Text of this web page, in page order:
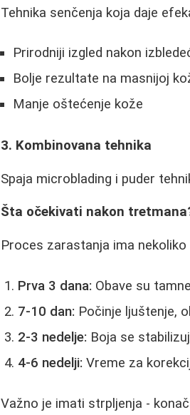
Tehnika senčenja koja daje
Prirodniji izgled nakon
Bolje rezultate na masnijoj
Manje oštećenje kože
3. Kombinovana tehnika
Spaja microblading i puder
Šta očekivati nakon
Proces zarastanja ima
Prva 3 dana: Obave su
7-10 dan: Počinje ljuštenje,
2-3 nedelje: Boja se
4-6 nedelji: Vreme za
Važno je imati strpljenja -